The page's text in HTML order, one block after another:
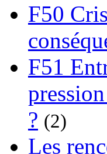
F50
F51
? (2)
Les